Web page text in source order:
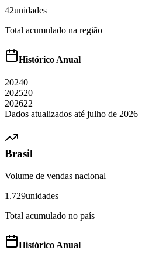
42unidades
Total acumulado na região
Histórico Anual
20240
202520
202622
Dados atualizados até julho de 2026
Brasil
Volume de vendas nacional
1.729unidades
Total acumulado no país
Histórico Anual